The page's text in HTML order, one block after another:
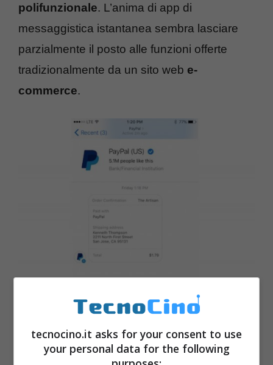
polifunzionale. L’anima di app di
messaggistica istantanea sembra lasciare
parzialmente il posto alle funzioni offerte
tradizionalmente da un sito web e-
commerce.
tecnocino.it asks for your consent to use
your personal data for the following